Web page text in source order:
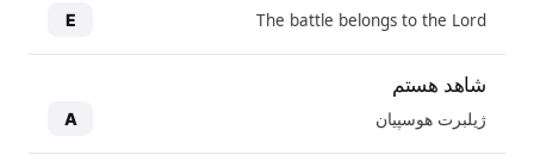
The battle belongs to the Lord
E
شاهد هستم
ژیلبرت هوسپیان A